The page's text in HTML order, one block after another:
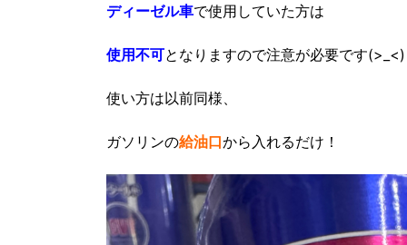
ディーゼル車で使用していた方は
使用不可となりますので注意が必要です(>_<)
使い方は以前同様、
ガソリンの給油口から入れるだけ！